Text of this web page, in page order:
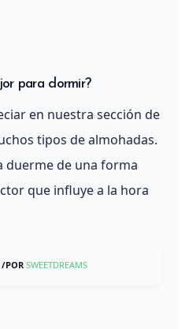
para dormir?
en nuestra sección de
tipos de almohadas.
duerme de una forma
que influye a la hora
/POR SWEETDREAMS